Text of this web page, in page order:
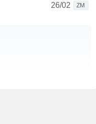
26/02
ZM